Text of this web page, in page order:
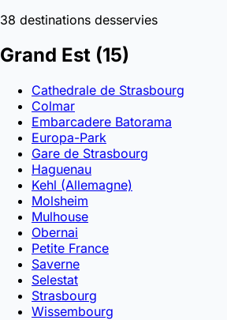
38 destinations desservies
Grand Est (15)
Cathedrale de Strasbourg
Colmar
Embarcadere Batorama
Europa-Park
Gare de Strasbourg
Haguenau
Kehl (Allemagne)
Molsheim
Mulhouse
Obernai
Petite France
Saverne
Selestat
Strasbourg
Wissembourg